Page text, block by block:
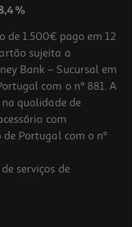
%
de 1.500€ pago em 12
sujeita a
Bank – Sucursal em
com o nº 881. A
qualidade de
com
Portugal com o nº
serviços de